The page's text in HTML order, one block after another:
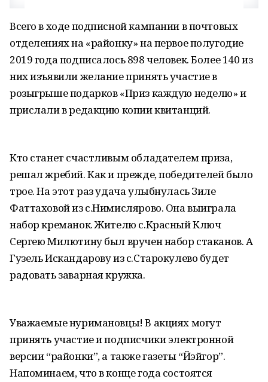
Всего в ходе подписной кампании в почтовых
отделениях на «районку» на первое полугодие
2019 года подписалось 898 человек. Более 140 из
них изъявили желание принять участие в
розыгрыше подарков «Приз каждую неделю» и
прислали в редакцию копии квитанций.
Кто станет счастливым обладателем приза,
решал жребий. Как и прежде, победителей было
трое. На этот раз удача улыбнулась Зиле
Фаттаховой из с.Нимислярово. Она выиграла
набор креманок. Жителю с.Красный Ключ
Сергею Милютину был вручен набор стаканов. А
Гузель Искандарову из с.Старокулево будет
радовать заварная кружка.
Уважаемые нуримановцы! В акциях могут
принять участие и подписчики электронной
версии “районки”, а также газеты “Йэйгор”.
Напоминаем, что в конце года состоятся